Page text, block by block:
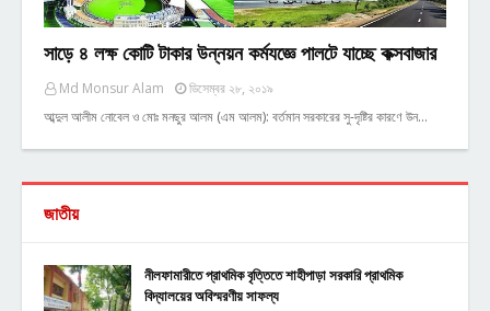
সাড়ে ৪ লক্ষ কোটি টাকার উন্নয়ন কর্মযজ্ঞে পালটে যাচ্ছে কক্সবাজার
Md Monsur Alam
ডিসেম্বর ২৮, ২০১৯
আব্দুল আলীম নোবেল ও মোঃ মনছুর আলম (এম আলম): বর্তমান সরকারের সু-দৃষ্টির কারণে উন…
জাতীয়
নীলফামারীতে প্রাথমিক বৃত্তিতে শাহীপাড়া সরকারি প্রাথমিক
বিদ্যালয়ের অবিস্মরণীয় সাফল্য